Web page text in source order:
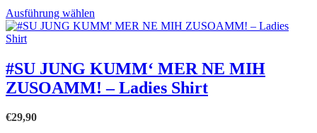
Ausführung wählen
Produkt
Varianten
auf.
Die
#SU JUNG KUMM‘ MER NE MIH
ZUSOAMM! – Ladies Shirt
€29,90